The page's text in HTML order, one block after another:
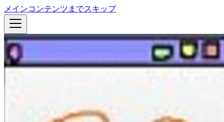
メインコンテンツまでスキップ